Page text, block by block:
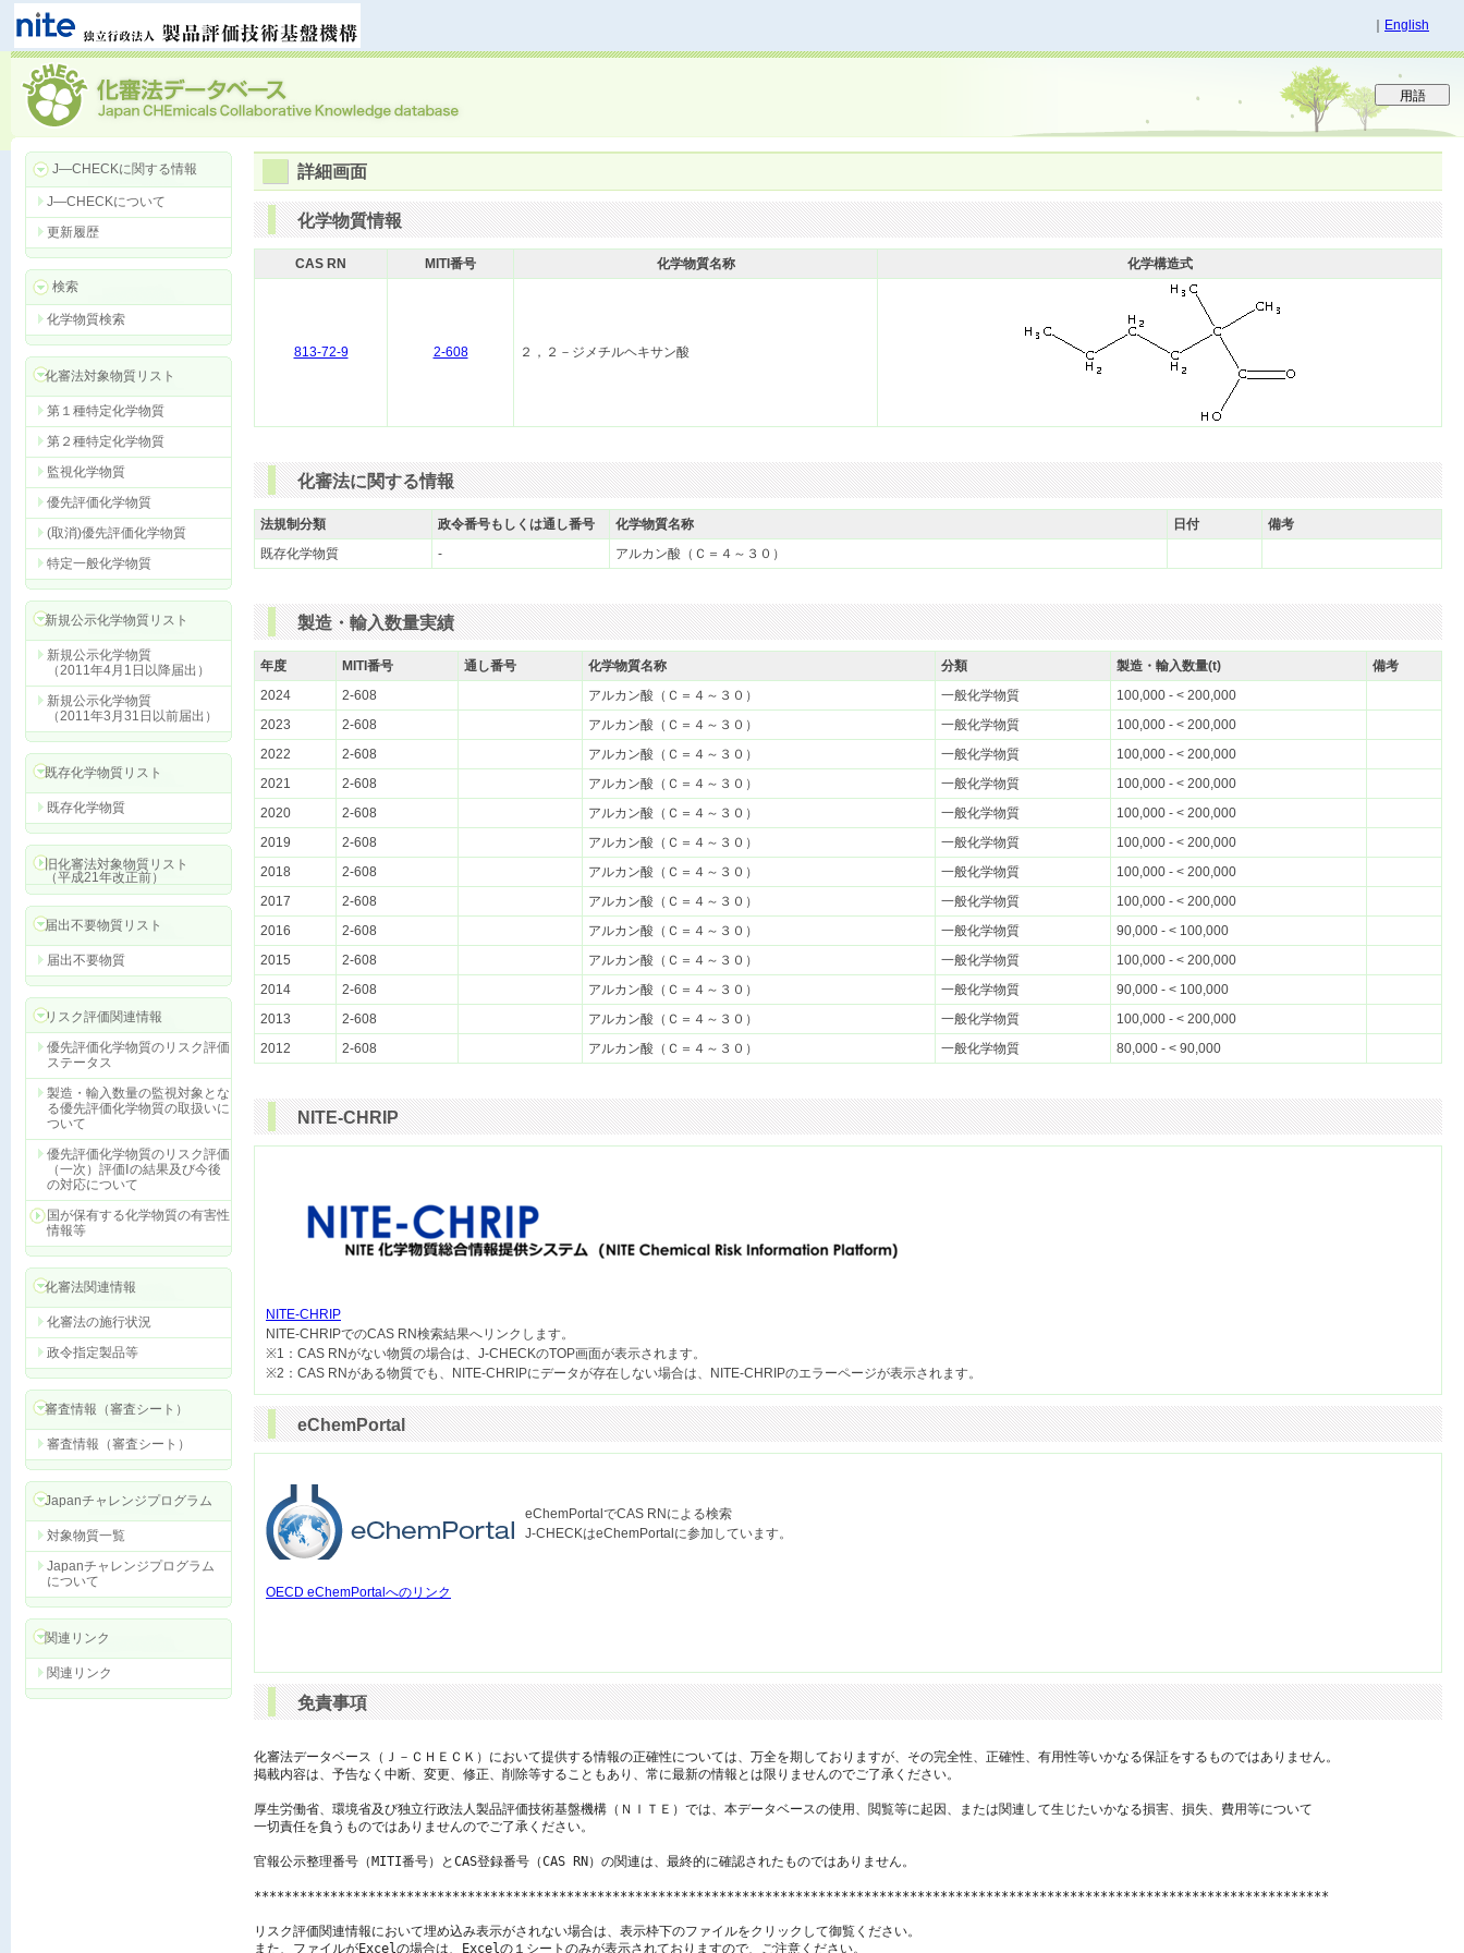
English
J―CHECKに関する情報
J―CHECKについて
更新履歴
検索
化学物質検索
化審法対象物質リスト
第１種特定化学物質
第２種特定化学物質
監視化学物質
優先評価化学物質
(取消)優先評価化学物質
特定一般化学物質
新規公示化学物質リスト
新規公示化学物質
（2011年4月1日以降届出）
新規公示化学物質
（2011年3月31日以前届出）
既存化学物質リスト
既存化学物質
旧化審法対象物質リスト
（平成21年改正前）
届出不要物質リスト
届出不要物質
リスク評価関連情報
優先評価化学物質のリスク評価
ステータス
製造・輸入数量の監視対象とな
る優先評価化学物質の取扱いに
ついて
優先評価化学物質のリスク評価
（一次）評価Ⅰの結果及び今後
の対応について
国が保有する化学物質の有害性
情報等
化審法関連情報
化審法の施行状況
政令指定製品等
審査情報（審査シート）
審査情報（審査シート）
Japanチャレンジプログラム
対象物質一覧
Japanチャレンジプログラム
について
関連リンク
関連リンク
詳細画面
化学物質情報
CAS RN MITI番号 化学物質名称 化学構造式
813-72-9 2-608 ２，２－ジメチルヘキサン酸
化審法に関する情報
法規制分類 政令番号もしくは通し番号 化学物質名称 日付
備考
既存化学物質
- アルカン酸（Ｃ＝４～３０）
製造・輸入数量実績
年度 MITI番号 通し番号 化学物質名称 分類 製造・輸入数量(t)
備考
2024
2-608 アルカン酸（Ｃ＝４～３０） 一般化学物質
100,000 - < 200,000
2023
2-608 アルカン酸（Ｃ＝４～３０） 一般化学物質
100,000 - < 200,000
2022
2-608 アルカン酸（Ｃ＝４～３０） 一般化学物質
100,000 - < 200,000
2021
2-608 アルカン酸（Ｃ＝４～３０） 一般化学物質
100,000 - < 200,000
2020
2-608 アルカン酸（Ｃ＝４～３０） 一般化学物質
100,000 - < 200,000
2019
2-608 アルカン酸（Ｃ＝４～３０） 一般化学物質
100,000 - < 200,000
2018
2-608 アルカン酸（Ｃ＝４～３０） 一般化学物質
100,000 - < 200,000
2017
2-608 アルカン酸（Ｃ＝４～３０） 一般化学物質
100,000 - < 200,000
2016
2-608 アルカン酸（Ｃ＝４～３０） 一般化学物質
90,000 - < 100,000
2015
2-608 アルカン酸（Ｃ＝４～３０） 一般化学物質
100,000 - < 200,000
2014
2-608 アルカン酸（Ｃ＝４～３０） 一般化学物質
90,000 - < 100,000
2013
2-608 アルカン酸（Ｃ＝４～３０） 一般化学物質
100,000 - < 200,000
2012
2-608 アルカン酸（Ｃ＝４～３０） 一般化学物質 80,000 - < 90,000
NITE-CHRIP
NITE-CHRIP
NITE-CHRIPでのCAS RN検索結果へリンクします。
※1：CAS RNがない物質の場合は、J-CHECKのTOP画面が表示されます。
eChemPortal
eChemPortalでCAS RNによる検索
J-CHECKはeChemPortalに参加しています。
OECD eChemPortalへのリンク
免責事項
化審法データベース（Ｊ－ＣＨＥＣＫ）において提供する情報の正確性については、万全を期しておりますが、その完全性、正確性、有用性等いかなる保証をするものではありません。
掲載内容は、予告なく中断、変更、修正、削除等することもあり、常に最新の情報とは限りませんのでご了承ください。
厚生労働省、環境省及び独立行政法人製品評価技術基盤機構（ＮＩＴＥ）では、本データベースの使用、閲覧等に起因、または関連して生じたいかなる損害、損失、費用等について
一切責任を負うものではありませんのでご了承ください。
官報公示整理番号（MITI番号）とCAS登録番号（CAS RN）の関連は、最終的に確認されたものではありません。
*********************************************************************************************************************************************
リスク評価関連情報において埋め込み表示がされない場合は、表示枠下のファイルをクリックして御覧ください。
また、ファイルがExcelの場合は、Excelの１シートのみが表示されておりますので、ご注意ください。